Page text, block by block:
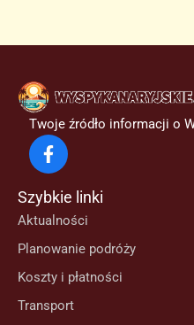
Twoje źródło informacji o
Szybkie linki
Aktualności
Planowanie podróży
Koszty i płatności
Transport